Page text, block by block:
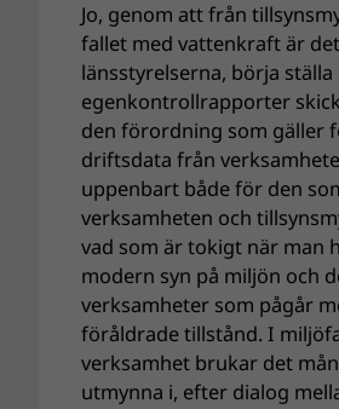
Jo, genom att från
fallet med vattenkraft är det
länsstyrelserna, börja
egenkontrollrapporter
den förordning som gäller
driftsdata från
uppenbart både för den
verksamheten och
vad som är tokigt när man
modern syn på miljön och
verksamheter som pågår
föråldrade tillstånd. I
verksamhet brukar det
utmynna i, efter dialog